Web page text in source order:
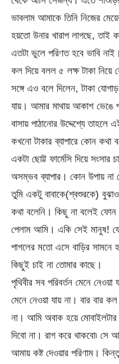
ভাবলাম আমাকে তিনি নিজের
হয়তো উনার খারাপ লাগছে, তাই
এতটা ভুলে পরিণত হবে ভাবি
কল দিয়ে বলল ৫ লক্ষ টাকা নিয়ে
সঙ্গে এও বলে দিলেন, টাকা
যায়। আমার মাথায় আকাশ ভেঙে
বাসায় পাঠানোর উদ্দেশ্যে
কখনো টাকার ব্যাপারে কোন কথা
একটা ছোট্ট ফার্মেসি দিয়ে সংসার
অসম্ভব ব্যাপার। কোন উপায় না
তুমি একটু বাবাকে(শ্বশুরকে)
কথা বলেনি। কিছু না বলেই
পেলাম আমি। একি সেই মানুষ!
পাগলের মতো এসে বাড়ির
কিছুই চাই না তোমার কাছে।
পৃথিবীর সব পরিবর্তন মেনে নেওয়া
মেনে নেওয়া যায় না। বার বার
না। আমি অবাক হয়ে
দিবো না। রাগ করে থাকবো৷
আমায় কষ্ট দেওয়ার পরিণাম।